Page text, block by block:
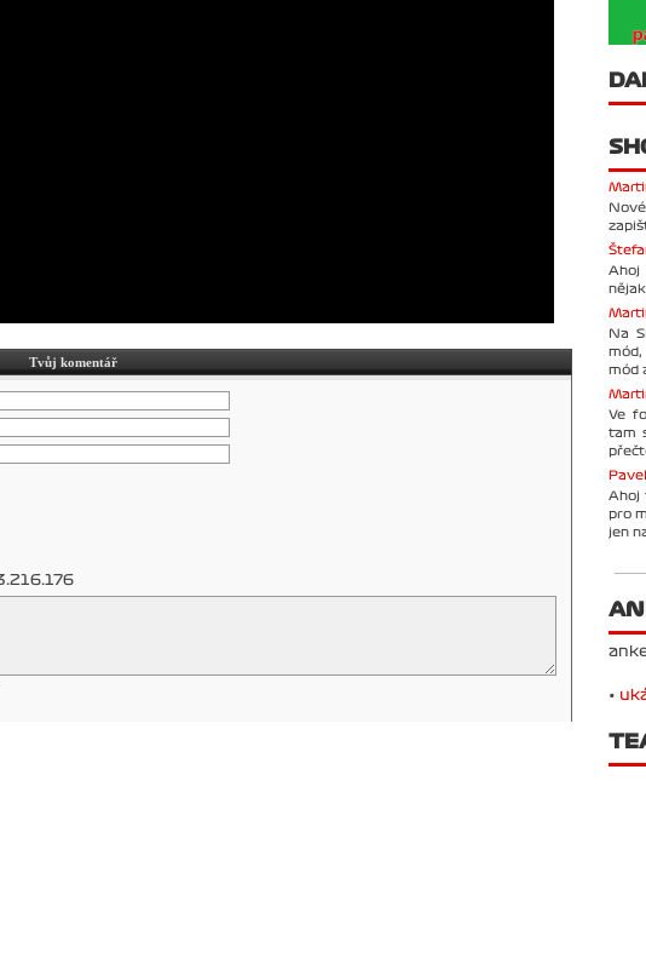
Tvůj komentář
Ahoj
Na
mód
Ve
tam
Ahoj
pro
jen
•